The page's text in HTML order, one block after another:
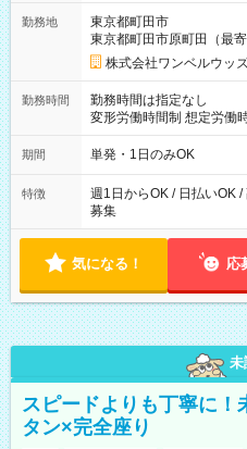
勤務地
東京都町田市
東京都町田市原町田（最寄
株式会社ワンベルウッ
勤務時間
勤務時間は指定なし
変形労働時間制 想定労働時間160時間/月
～21：00
期間 単発・1日のみOK
特徴
週1日からOK / 日払いOK
募集
気になる！ 応
未
スピードよりも丁寧に！
タン×完全座り